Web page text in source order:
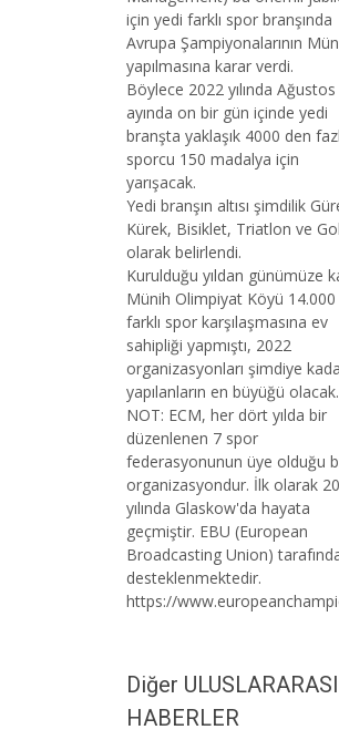
için yedi farklı spor branşında
Avrupa Şampiyonalarının
yapılmasına karar verdi.
Böylece 2022 yılında Ağustos
ayında on bir gün içinde yedi
branşta yaklaşık 4000 den
sporcu 150 madalya için
yarışacak.
Yedi branşın altısı şimdilik
Kürek, Bisiklet, Triatlon ve
olarak belirlendi.
Kurulduğu yıldan günümüze
Münih Olimpiyat Köyü 14.000
farklı spor karşılaşmasına ev
sahipliği yapmıştı, 2022
organizasyonları şimdiye
yapılanların en büyüğü olacak.
NOT: ECM, her dört yılda bir
düzenlenen 7 spor
federasyonunun üye olduğu
organizasyondur. İlk olarak
yılında Glaskow'da hayata
geçmiştir. EBU (European
Broadcasting Union)
desteklenmektedir.
https://
Diğer ULUSLARARASI
HABERLER